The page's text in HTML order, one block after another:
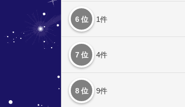
6 位 1件
7 位 4件
8 位 9件